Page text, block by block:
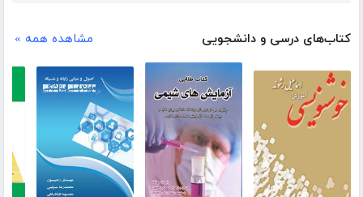
کتاب‌های درسی و دانشجویی مشاهده همه »